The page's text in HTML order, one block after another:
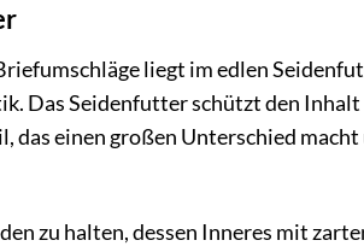
liegt im edlen
Das Seidenfutter schützt den
das einen großen Unterschied
zu halten, dessen Inneres mit